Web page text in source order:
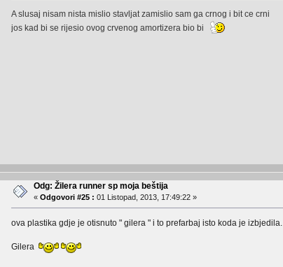
A slusaj nisam nista mislio stavljat zamislio sam ga crnog i bit ce crni
jos kad bi se rijesio ovog crvenog amortizera bio bi
Odg: Žilera runner sp moja beštija
«Odgovori #25 : 01 Listopad, 2013, 17:49:22 »
ova plastika gdje je otisnuto " gilera " i to prefarbaj isto koda je izbjedila.
Gilera